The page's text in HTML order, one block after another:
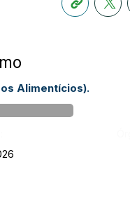
Alimentícios).